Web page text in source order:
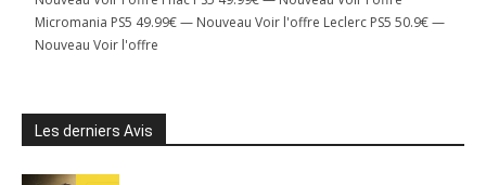
Micromania PS5 49.99€ — Nouveau Voir l'offre Leclerc PS5 50.9€ —
Nouveau Voir l'offre
Les derniers Avis